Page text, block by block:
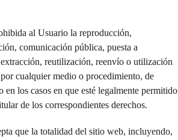
al Usuario la reproducción,
comunicación pública, puesta a
reutilización, reenvío o utilización
cualquier medio o procedimiento, de
en los casos en que esté legalmente permitido
de los correspondientes derechos.
que la totalidad del sitio web, incluyendo,